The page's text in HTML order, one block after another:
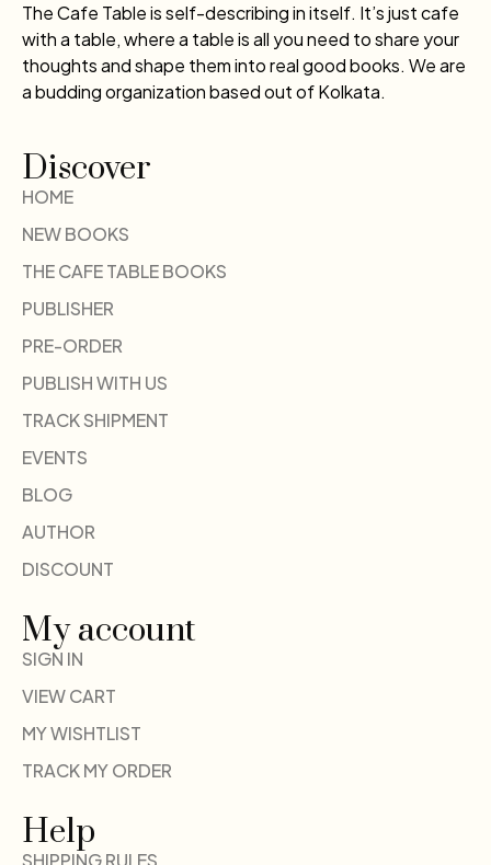
The Cafe Table is self-describing in itself. It’s just cafe
with a table, where a table is all you need to share your
thoughts and shape them into real good books. We are
a budding organization based out of Kolkata.
Discover
HOME
NEW BOOKS
THE CAFE TABLE BOOKS
PUBLISHER
PRE-ORDER
PUBLISH WITH US
TRACK SHIPMENT
EVENTS
BLOG
AUTHOR
DISCOUNT
My account
SIGN IN
VIEW CART
MY WISHTLIST
TRACK MY ORDER
Help